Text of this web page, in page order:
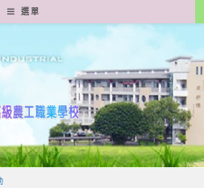
選單